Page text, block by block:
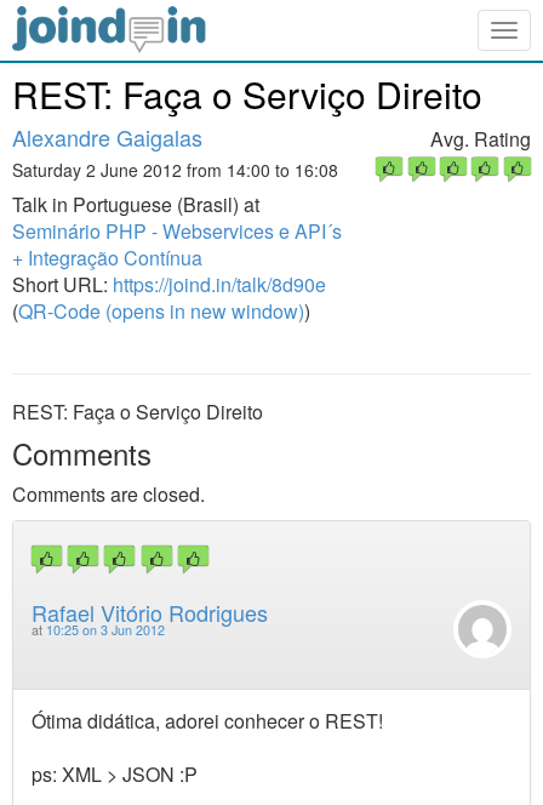
REST: Faça o Serviço Direito
Alexandre Gaigalas
Saturday 2 June 2012 from 14:00 to 16:08
Talk in Portuguese (Brasil) at
Seminário PHP - Webservices e API´s
+ Integração Contínua
Short URL: https://joind.in/talk/8d90e
(QR-Code (opens in new window))
Avg. Rating
REST: Faça o Serviço Direito
Comments
Comments are closed.
Rafael Vitório Rodrigues
at 10:25 on 3 Jun 2012
Ótima didática, adorei conhecer o REST!
ps: XML > JSON :P